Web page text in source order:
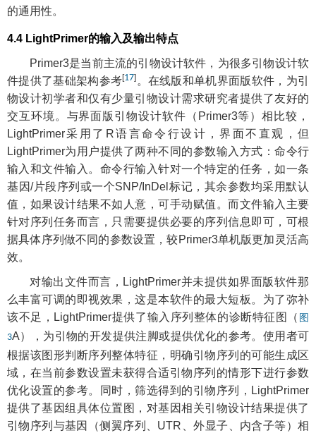
的通用性。
4.4 LightPrimer的输入及输出特点
Primer3是当前主流的引物设计软件，为很多引物设计软
件提供了基础架构参考[17] 。在线版和单机界面版软件，为引
物设计初学者和仅有少量引物设计需求研究者提供了友好的
交互环境。与界面版引物设计软件（Primer3等）相比较，
LightPrimer采用了R语言命令行设计，界面不直观，但
LightPrimer为用户提供了两种不同的参数输入方式：命令行
输入和文件输入。命令行输入针对一个特定的任务，如一条
基因/片段序列或一个SNP/InDel标记，其余参数均采用默认
值，如果设计结果不如人意，可手动赋值。而文件输入主要
针对序列任务而言，只需要提供必要的序列信息即可，可根
据具体序列做不同的参数设置，较Primer3单机版更加灵活高
效。
对输出文件而言，LightPrimer并未提供如界面版软件那
么丰富可调的即视效果，这是本软件的最大短板。为了弥补
该不足，LightPrimer提供了输入序列整体的诊断特征图（ 图
3A），为引物的开发提供注脚或提供优化的参考。使用者可
根据该图形判断序列整体特征，明确引物序列的可能生成区
域，在当前参数设置未获得合适引物序列的情形下进行参数
优化设置的参考。同时，筛选得到的引物序列，LightPrimer
提供了基因组具体位置图，对基因相关引物设计结果提供了
引物序列与基因（侧翼序列、UTR、外显子、内含子等）相